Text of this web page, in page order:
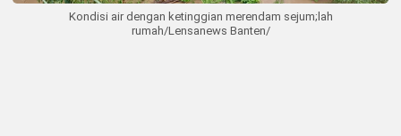
Kondisi air dengan ketinggian merendam sejum;lah
rumah/Lensanews Banten/